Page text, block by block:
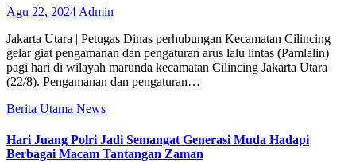
Agu 22, 2024 Admin
Jakarta Utara | Petugas Dinas perhubungan Kecamatan Cilincing
gelar giat pengamanan dan pengaturan arus lalu lintas (Pamlalin)
pagi hari di wilayah marunda kecamatan Cilincing Jakarta Utara
(22/8). Pengamanan dan pengaturan…
Berita Utama News
Hari Juang Polri Jadi Semangat Generasi Muda Hadapi
Berbagai Macam Tantangan Zaman